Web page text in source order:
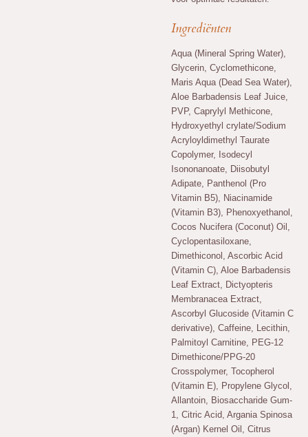
Ingrediënten
Aqua (Mineral Spring Water),
Glycerin, Cyclomethicone,
Maris Aqua (Dead Sea Water),
Aloe Barbadensis Leaf Juice,
PVP, Caprylyl Methicone,
Hydroxyethyl crylate/Sodium
Acryloyldimethyl Taurate
Copolymer, Isodecyl
Isononanoate, Diisobutyl
Adipate, Panthenol (Pro
Vitamin B5), Niacinamide
(Vitamin B3), Phenoxyethanol,
Cocos Nucifera (Coconut) Oil,
Cyclopentasiloxane,
Dimethiconol, Ascorbic Acid
(Vitamin C), Aloe Barbadensis
Leaf Extract, Dictyopteris
Membranacea Extract,
Ascorbyl Glucoside (Vitamin C
derivative), Caffeine, Lecithin,
Palmitoyl Carnitine, PEG-12
Dimethicone/PPG-20
Crosspolymer, Tocopherol
(Vitamin E), Propylene Glycol,
Allantoin, Biosaccharide Gum-
1, Citric Acid, Argania Spinosa
(Argan) Kernel Oil, Citrus